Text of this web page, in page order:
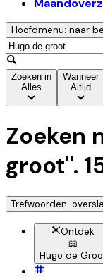
Hoofdmenu: naar
Zoeken in
Alles
Wanneer
Altijd
Zoeken
groot".
Trefwoorden:
Ontdek
📖
Hugo de